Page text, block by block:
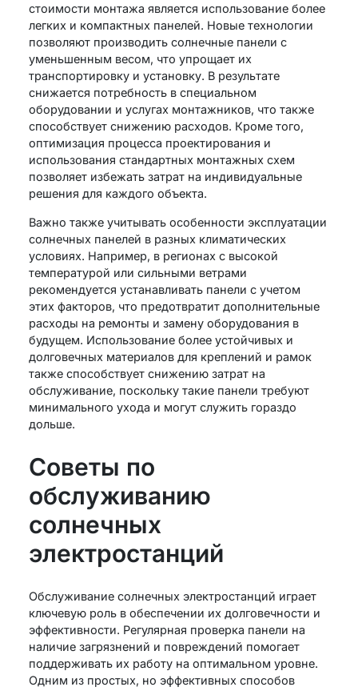
стоимости монтажа является использование более
легких и компактных панелей. Новые технологии
позволяют производить солнечные панели с
уменьшенным весом, что упрощает их
транспортировку и установку. В результате
снижается потребность в специальном
оборудовании и услугах монтажников, что также
способствует снижению расходов. Кроме того,
оптимизация процесса проектирования и
использования стандартных монтажных схем
позволяет избежать затрат на индивидуальные
решения для каждого объекта.
Важно также учитывать особенности эксплуатации
солнечных панелей в разных климатических
условиях. Например, в регионах с высокой
температурой или сильными ветрами
рекомендуется устанавливать панели с учетом
этих факторов, что предотвратит дополнительные
расходы на ремонты и замену оборудования в
будущем. Использование более устойчивых и
долговечных материалов для креплений и рамок
также способствует снижению затрат на
обслуживание, поскольку такие панели требуют
минимального ухода и могут служить гораздо
дольше.
Советы по
обслуживанию
солнечных
электростанций
Обслуживание солнечных электростанций играет
ключевую роль в обеспечении их долговечности и
эффективности. Регулярная проверка панели на
наличие загрязнений и повреждений помогает
поддерживать их работу на оптимальном уровне.
Одним из простых, но эффективных способов